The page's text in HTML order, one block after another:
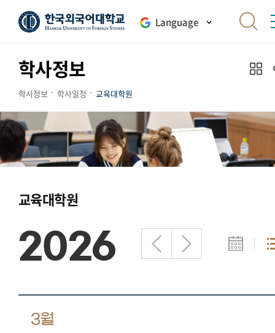
Language
학사정보
학사정보 학사일정 교육대학원
교육대학원
2026
3월